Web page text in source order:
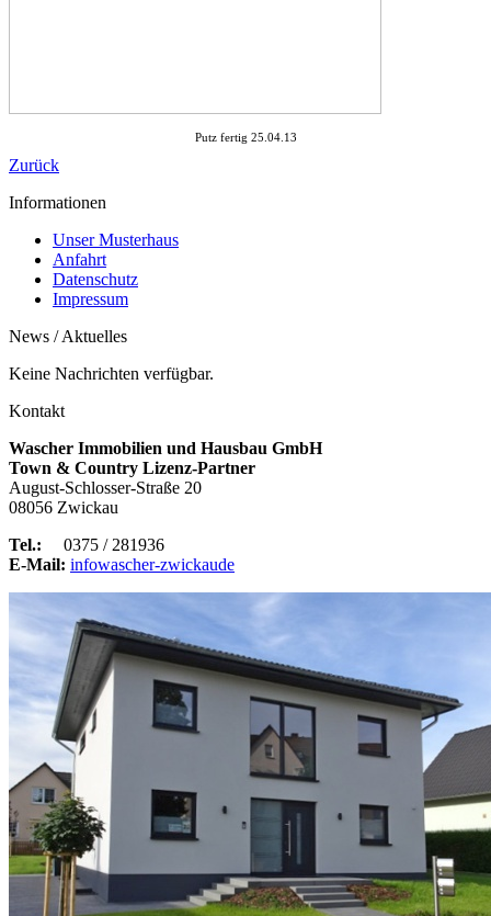
Putz fertig 25.04.13
Zurück
Informationen
Unser Musterhaus
Anfahrt
Datenschutz
Impressum
News / Aktuelles
Keine Nachrichten verfügbar.
Kontakt
Wascher Immobilien und Hausbau GmbH
Town & Country Lizenz-Partner
August-Schlosser-Straße 20
08056 Zwickau
Tel.: 0375 / 281936
E-Mail: infowascher-zwickaude